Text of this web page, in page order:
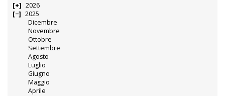
2026
2025
Dicembre
Novembre
Ottobre
Settembre
Agosto
Luglio
Giugno
Maggio
Aprile